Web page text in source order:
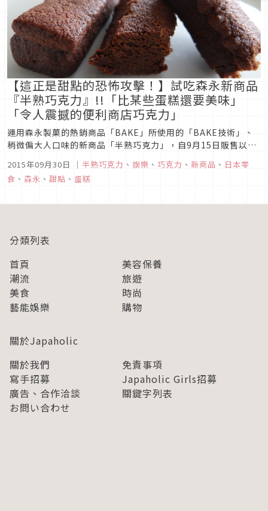
【這正是甜點的恐怖攻擊！】試吃森永新商品
『半熟巧克力』!!「比某些蛋糕還要美味」
「令人震撼的便利商店巧克力」
運用森永製菓的熱銷商品「BAKE」所使用的「BAKE技術」、
稍微偏大人口味的新商品「半熟巧克力」，自9月15日販售以
來，即在Twitter引起「比某些蛋糕還要好吃」「令人震撼的便
利商店巧克力」等的大迴響。這熱銷的秘密就在於外面烤得紮實
但內餡半熟而鬆軟的口感，再加上其中還含有0.7%的酒精成
2015年09月30日 ｜ 半熟巧克力 、 娛樂 、 巧克力 、 新商品 、 日本零
食 、 森永 、 甜點 、 蛋糕
分類列表
首頁
美容保養
潮流
旅遊
美食
時尚
藝能娛樂
購物
關於Japaholic
關於我們
免責事項
寫手招募
Japaholic Girls招募
廣告、合作洽談
關鍵字列表
お問い合わせ